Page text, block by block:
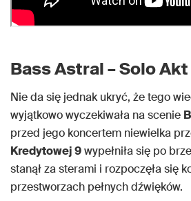
Bass Astral – Solo Akt
Nie da się jednak ukryć, że tego
wyjątkowo wyczekiwała na scenie
przed jego koncertem niewielka
Kredytowej 9wypełniła się po
stanął za sterami i rozpoczęła się
przestworzach pełnych dźwięków.